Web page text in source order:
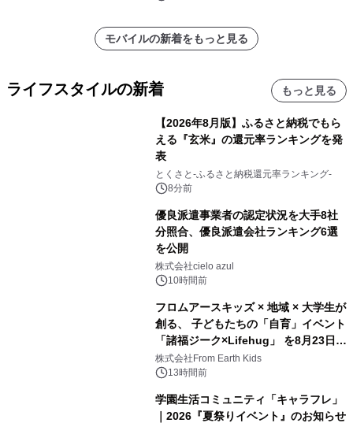
モバイルの新着をもっと見る
ライフスタイルの新着 もっと見る
【2026年8月版】ふるさと納税でもら
える『玄米』の還元率ランキングを発
表
とくさと-ふるさと納税還元率ランキング-
8分前
優良派遣事業者の認定状況を大手8社
分照合、優良派遣会社ランキング6選
を公開
株式会社cielo azul
10時間前
フロムアースキッズ × 地域 × 大学生が
創る、 子どもたちの「自育」イベント
「諸福ジーク×Lifehug」 を8月23日
(日)開催
株式会社From Earth Kids
13時間前
学園生活コミュニティ「キャラフレ」
｜2026『夏祭りイベント』のお知らせ